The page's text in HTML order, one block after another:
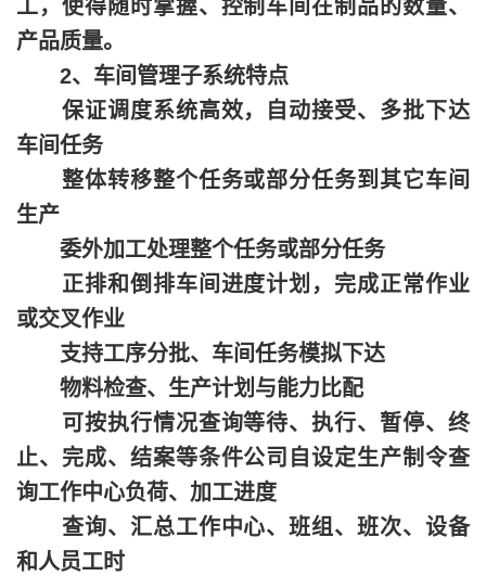
工，使得随时掌握、控制车间在制品的数量、
产品质量。
2、车间管理子系统特点
保证调度系统高效，自动接受、多批下达
车间任务
整体转移整个任务或部分任务到其它车间
生产
委外加工处理整个任务或部分任务
正排和倒排车间进度计划，完成正常作业
或交叉作业
支持工序分批、车间任务模拟下达
物料检查、生产计划与能力比配
可按执行情况查询等待、执行、暂停、终
止、完成、结案等条件公司自设定生产制令查
询工作中心负荷、加工进度
查询、汇总工作中心、班组、班次、设备
和人员工时